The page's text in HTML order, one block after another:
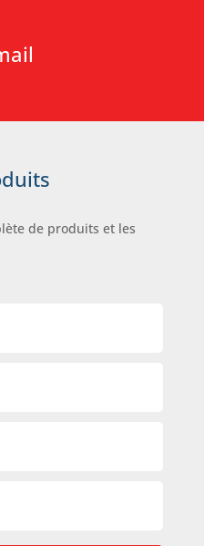
de produits et les